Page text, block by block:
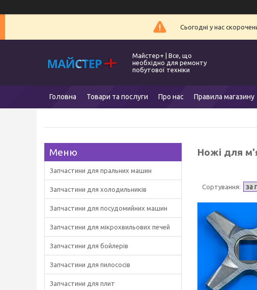
Сьогодні у нас
Майстер+ | Все, що
необхідно для ремонту
побутової техніки
Головна Товари та послуги Про нас Правила магазину
Ножі для
Запчастини для пральних машин
Запчастини для холодильників
Запчастини для посудомийних машин
Запчастини для мікрохвильових печей
Запчастини для бойлерів
Запчастини для пилососів
Запчастини для плит